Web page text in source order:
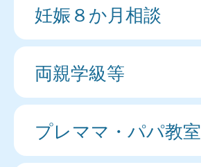
妊娠８か月相談
両親学級等
プレママ・パパ教室